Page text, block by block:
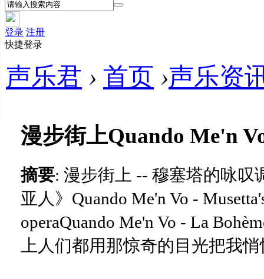
登录 注册
快捷登录
声乐君 › 首页 ›声乐资
漫步街上Quando Me'n
摘要: 漫步街上 -- 穆塞塔的咏叹
亚人》Quando Me'n Vo -
operaQuando Me'n Vo - La
上人们都用那惊奇的目光把我